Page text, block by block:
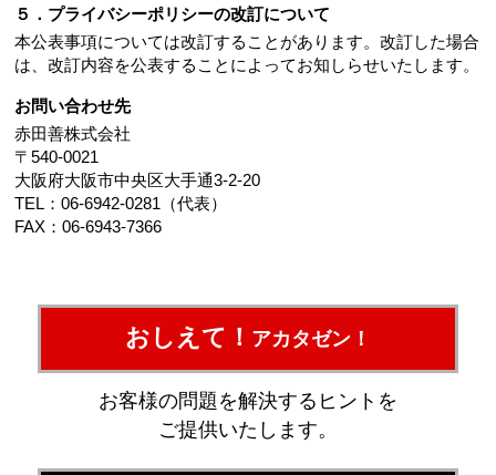
５．プライバシーポリシーの改訂について
本公表事項については改訂することがあります。改訂した場合
は、改訂内容を公表することによってお知しらせいたします。
お問い合わせ先
赤田善株式会社
〒540-0021
大阪府大阪市中央区大手通3-2-20
TEL：06-6942-0281（代表）
FAX：06-6943-7366
おしえて！ アカタゼン！
お客様の問題を解決するヒントを
ご提供いたします。